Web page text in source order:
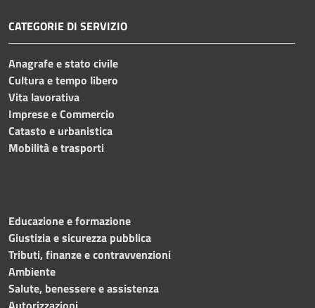
CATEGORIE DI SERVIZIO
Anagrafe e stato civile
Cultura e tempo libero
Vita lavorativa
Imprese e Commercio
Catasto e urbanistica
Mobilità e trasporti
Educazione e formazione
Giustizia e sicurezza pubblica
Tributi, finanze e contravvenzioni
Ambiente
Salute, benessere e assistenza